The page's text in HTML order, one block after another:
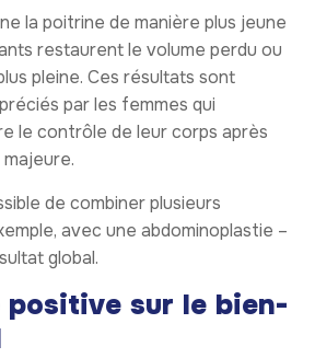
la poitrine de manière plus jeune
restaurent le volume perdu ou
pleine. Ces résultats sont
par les femmes qui
le contrôle de leur corps après
de combiner plusieurs
avec une abdominoplastie –
global.
positive sur le bien-